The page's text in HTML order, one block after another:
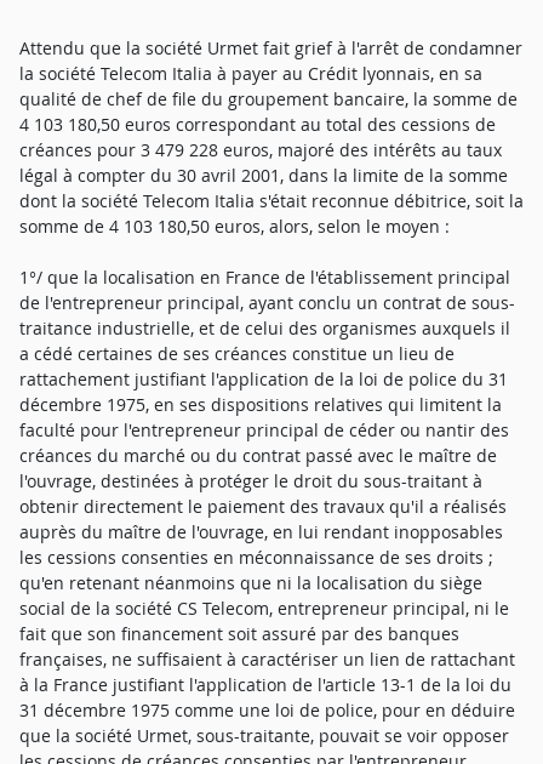
Attendu que la société Urmet fait grief à l'arrêt de condamner
la société Telecom Italia à payer au Crédit lyonnais, en sa
qualité de chef de file du groupement bancaire, la somme de
4 103 180,50 euros correspondant au total des cessions de
créances pour 3 479 228 euros, majoré des intérêts au taux
légal à compter du 30 avril 2001, dans la limite de la somme
dont la société Telecom Italia s'était reconnue débitrice, soit la
somme de 4 103 180,50 euros, alors, selon le moyen :
1°/ que la localisation en France de l'établissement principal
de l'entrepreneur principal, ayant conclu un contrat de sous-
traitance industrielle, et de celui des organismes auxquels il
a cédé certaines de ses créances constitue un lieu de
rattachement justifiant l'application de la loi de police du 31
décembre 1975, en ses dispositions relatives qui limitent la
faculté pour l'entrepreneur principal de céder ou nantir des
créances du marché ou du contrat passé avec le maître de
l'ouvrage, destinées à protéger le droit du sous-traitant à
obtenir directement le paiement des travaux qu'il a réalisés
auprès du maître de l'ouvrage, en lui rendant inopposables
les cessions consenties en méconnaissance de ses droits ;
qu'en retenant néanmoins que ni la localisation du siège
social de la société CS Telecom, entrepreneur principal, ni le
fait que son financement soit assuré par des banques
françaises, ne suffisaient à caractériser un lien de rattachant
à la France justifiant l'application de l'article 13-1 de la loi du
31 décembre 1975 comme une loi de police, pour en déduire
que la société Urmet, sous-traitante, pouvait se voir opposer